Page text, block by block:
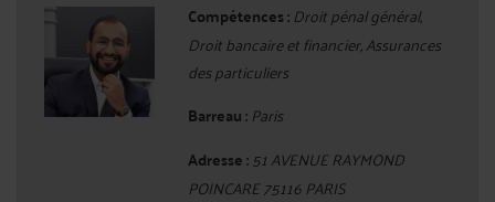
Compétences : Droit pénal général,
Droit bancaire et financier, Assurances
des particuliers
Barreau : Paris
Adresse :51 AVENUE RAYMOND
POINCARE 75116 PARIS